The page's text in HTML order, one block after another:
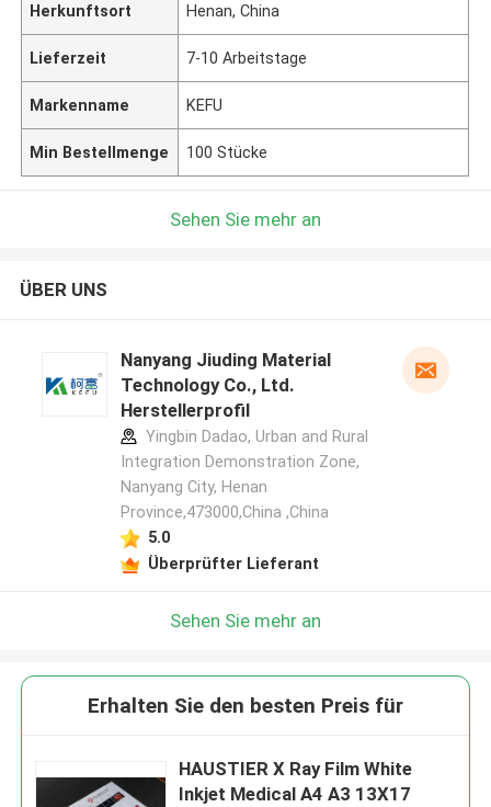
Herkunftsort Henan, China
Lieferzeit 7-10 Arbeitstage
Markenname KEFU
Min Bestellmenge 100 Stücke
Sehen Sie mehr an
ÜBER UNS
Nanyang Jiuding Material
Technology Co., Ltd.
Herstellerprofil
Yingbin Dadao, Urban and Rural
Integration Demonstration Zone,
Nanyang City, Henan
Province,473000,China ,China
5.0
Überprüfter Lieferant
Sehen Sie mehr an
Erhalten Sie den besten Preis für
HAUSTIER X Ray Film White
Inkjet Medical A4 A3 13X17